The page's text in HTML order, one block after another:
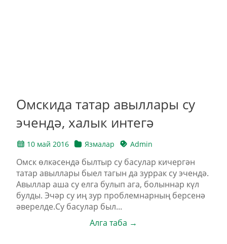
Омскида татар авыллары су
эчендә, халык интегә
10 май 2016 Язмалар Admin
Омск өлкәсендә былтыр су басулар кичергән
татар авыллары быел тагын да зуррак су эчендә.
Авыллар аша су елга булып ага, болыннар күл
булды. Эчәр су иң зур проблемнарның берсенә
әверелде.Cу басулар был...
Алга таба →